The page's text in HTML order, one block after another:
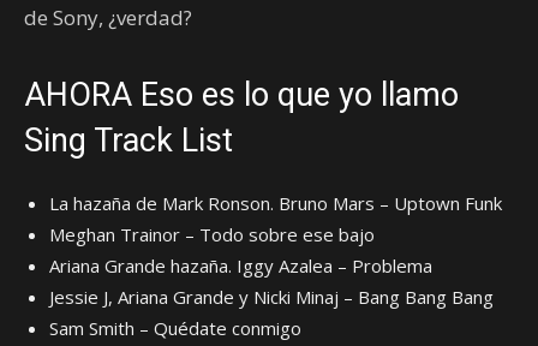
de Sony, ¿verdad?
AHORA Eso es lo que yo llamo
Sing Track List
La hazaña de Mark Ronson. Bruno Mars – Uptown Funk
Meghan Trainor – Todo sobre ese bajo
Ariana Grande hazaña. Iggy Azalea – Problema
Jessie J, Ariana Grande y Nicki Minaj – Bang Bang Bang
Sam Smith – Quédate conmigo